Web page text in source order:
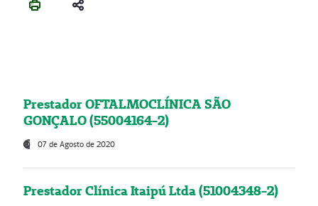
Prestador OFTALMOCLÍNICA SÃO
GONÇALO (55004164-2)
07 de Agosto de 2020
Prestador Clínica Itaipú Ltda (51004348-2)